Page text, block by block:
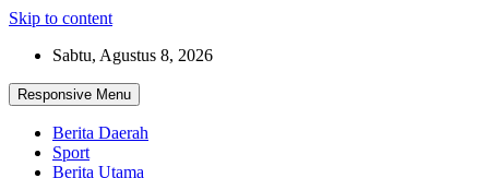
Skip to content
Sabtu, Agustus 8, 2026
Responsive Menu
Berita Daerah
Sport
Berita Utama